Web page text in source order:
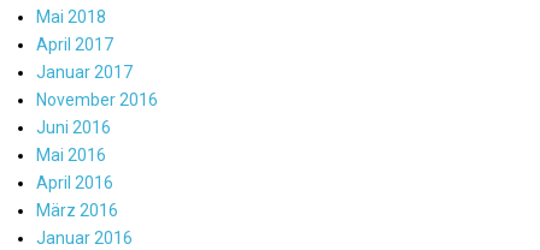
Mai 2018
April 2017
Januar 2017
November 2016
Juni 2016
Mai 2016
April 2016
März 2016
Januar 2016